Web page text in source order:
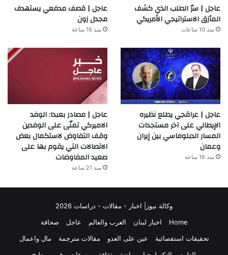
عاجل | سرّ الطلب الذي كشف
المأزق الاستراتيجي الأمريكي
منذ 10 ساعات
عاجل | قصف مدفعي يستهدف
مجدل زون
منذ 16 ساعة
عاجل | عراقجي يطلع نظيره
الإيطالي على آخر مستجدات
المسار الدبلوماسي بين إيران
وعمان
منذ 16 ساعة
عاجل | مصادر بعبدا: الوفد
الاميركي تمنّى على الوفدين
وقف التفاوض لاستكمال بعض
الاتصالات التي يقوم بها على
صعيد المفاوضات
منذ 21 ساعة
وكالة نيوز| اخبار - مقالات - دراسات 2026
Home
اخبار لبنان العرب والعالم عاجل
صحافة
تحقيقات استقصائية
عين على العدو مقالات مترجمة
مال واعمال